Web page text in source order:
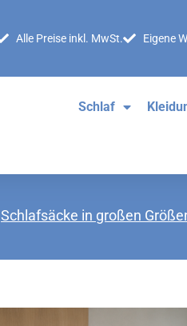
Alle Preise inkl. MwSt. Eigene
Schlaf
Schlafsäcke in großen